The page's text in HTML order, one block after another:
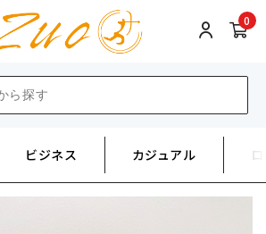
0
ビジネス カジュアル